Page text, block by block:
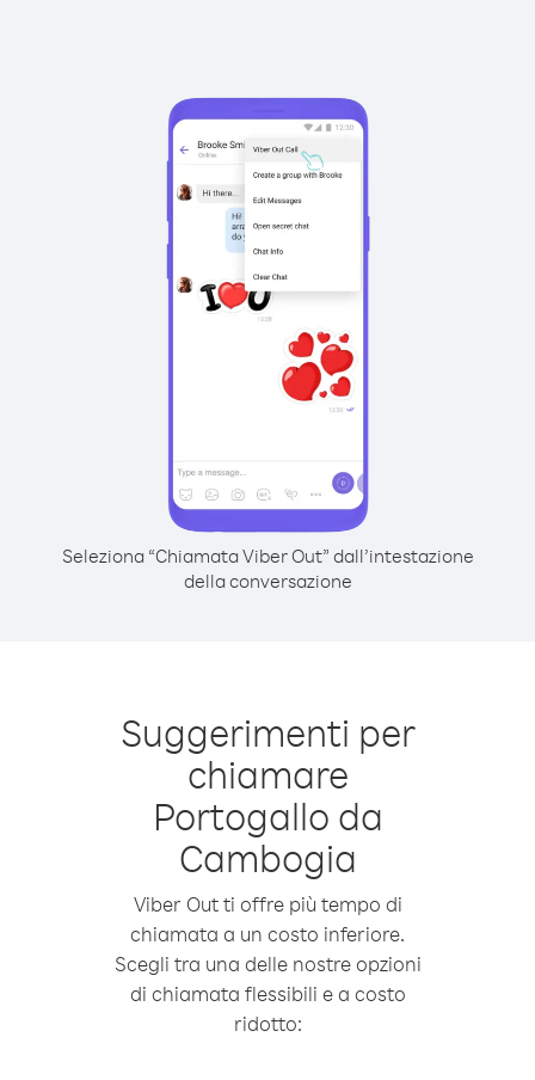
Seleziona “Chiamata Viber Out” dall’intestazione
della conversazione
Suggerimenti per
chiamare
Portogallo da
Cambogia
Viber Out ti offre più tempo di
chiamata a un costo inferiore.
Scegli tra una delle nostre opzioni
di chiamata flessibili e a costo
ridotto: